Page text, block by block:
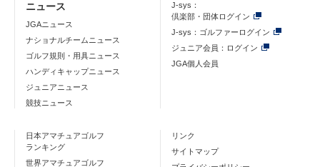
ニュース
JGAニュース
ナショナルチームニュース
ゴルフ規則・用具ニュース
ハンディキャップニュース
ジュニアニュース
競技ニュース
J-sys：
倶楽部・団体ログイン
J-sys：ゴルファーログイン
ジュニア会員：ログイン
JGA個人会員
日本アマチュアゴルフ
ランキング
世界アマチュアゴルフ
リンク
サイトマップ